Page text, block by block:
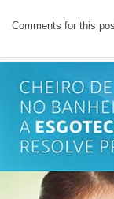
Comments for this